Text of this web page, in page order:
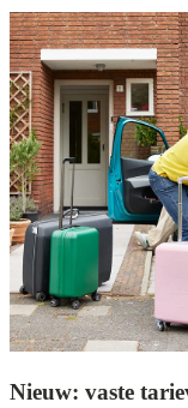
Nieuw: vaste